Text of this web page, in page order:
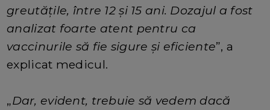
greutățile, între 12 și 15 ani. Dozajul a fost
analizat foarte atent pentru ca
vaccinurile să fie sigure și eficiente”, a
explicat medicul.
„Dar, evident, trebuie să vedem dacă